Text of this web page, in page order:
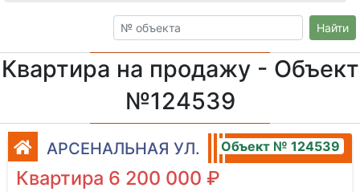
Найти
Квартира на продажу - Объект
№124539
АРСЕНАЛЬНАЯ УЛ. Объект № 124539
Квартира 6 200 000 ₽